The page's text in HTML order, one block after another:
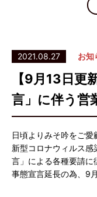
2021.08.27 お知
【9月13日更
言」に伴う営
日頃よりみそ吟をご愛
新型コロナウィルス
言」による各種要請に
事態宣言延長の為、9